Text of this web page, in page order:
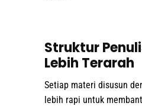
Struktur
Lebih Terarah
Setiap materi disusun
lebih rapi untuk